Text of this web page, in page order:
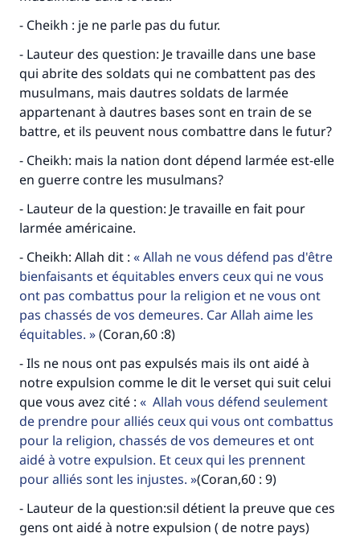
- Cheikh : je ne parle pas du futur.
- Lauteur des question: Je travaille dans une base
qui abrite des soldats qui ne combattent pas des
musulmans, mais dautres soldats de larmée
appartenant à dautres bases sont en train de se
battre, et ils peuvent nous combattre dans le futur?
- Cheikh: mais la nation dont dépend larmée est-elle
en guerre contre les musulmans?
- Lauteur de la question: Je travaille en fait pour
larmée américaine.
- Cheikh: Allah dit :
Allah ne vous défend pas d'être
bienfaisants et équitables envers ceux qui ne vous
ont pas combattus pour la religion et ne vous ont
pas chassés de vos demeures. Car Allah aime les
équitables.
(Coran,60 :8)
- Ils ne nous ont pas expulsés mais ils ont aidé à
notre expulsion comme le dit le verset qui suit celui
que vous avez cité :
Allah vous défend seulement
de prendre pour alliés ceux qui vous ont combattus
pour la religion, chassés de vos demeures et ont
aidé à votre expulsion. Et ceux qui les prennent
pour alliés sont les injustes. (Coran,60 : 9)
- Lauteur de la question:sil détient la preuve que ces
gens ont aidé à notre expulsion ( de notre pays)
Faites une différence dans la vie de
millions de personnes grâce à votre
contribution
Aidez nous à apporter des réponses.
Le Messager d'Allah (Paix sur lui) a dit:
"Celui qui indique une bonne action obtient la
même récompense que celui qui le fait."
(MOUSLIM 1893)